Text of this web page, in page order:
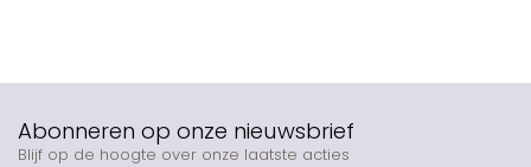
Abonneren op onze nieuwsbrief
Blijf op de hoogte over onze laatste acties